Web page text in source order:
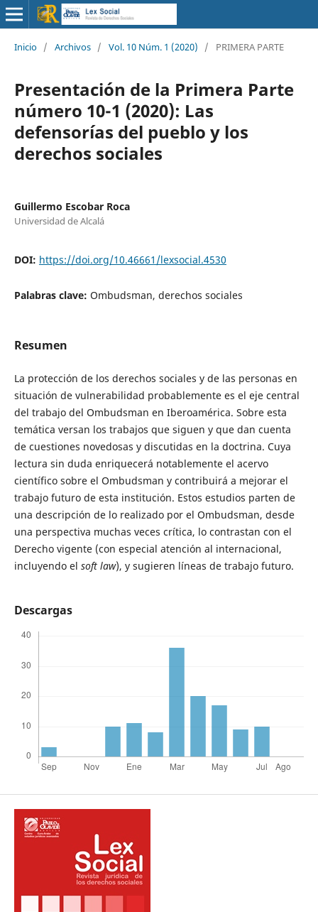
Inicio / Archivos / Vol. 10 Núm. 1 (2020) / PRIMERA PARTE
Presentación de la Primera Parte
número 10-1 (2020): Las
defensorías del pueblo y los
derechos sociales
Guillermo Escobar Roca
Universidad de Alcalá
DOI: https://doi.org/10.46661/lexsocial.4530
Palabras clave: Ombudsman, derechos sociales
Resumen
La protección de los derechos sociales y de las personas en
situación de vulnerabilidad probablemente es el eje central
del trabajo del Ombudsman en Iberoamérica. Sobre esta
temática versan los trabajos que siguen y que dan cuenta
de cuestiones novedosas y discutidas en la doctrina. Cuya
lectura sin duda enriquecerá notablemente el acervo
científico sobre el Ombudsman y contribuirá a mejorar el
trabajo futuro de esta institución. Estos estudios parten de
una descripción de lo realizado por el Ombudsman, desde
una perspectiva muchas veces crítica, lo contrastan con el
Derecho vigente (con especial atención al internacional,
incluyendo el soft law), y sugieren líneas de trabajo futuro.
Descargas